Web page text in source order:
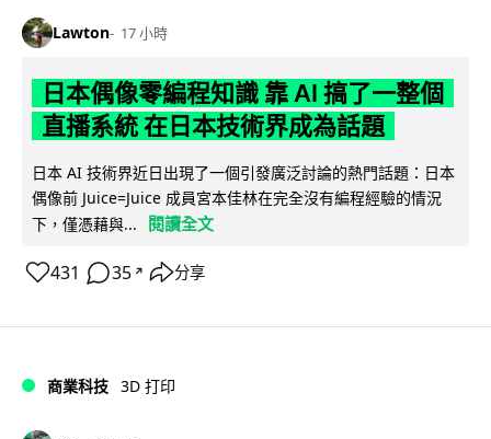
Lawton 17 小時
日本偶像零編程知識 靠 AI 搞了一整個
直播系統 在日本技術界成為話題
日本 AI 技術界近日出現了一個引發廣泛討論的熱門話題：日本
偶像前 Juice=Juice 成員宮本佳林在完全沒有編程經驗的情況
下，僅憑藉與...
閱讀全文
431 35 ↗ 分享
商業科技 3D 打印